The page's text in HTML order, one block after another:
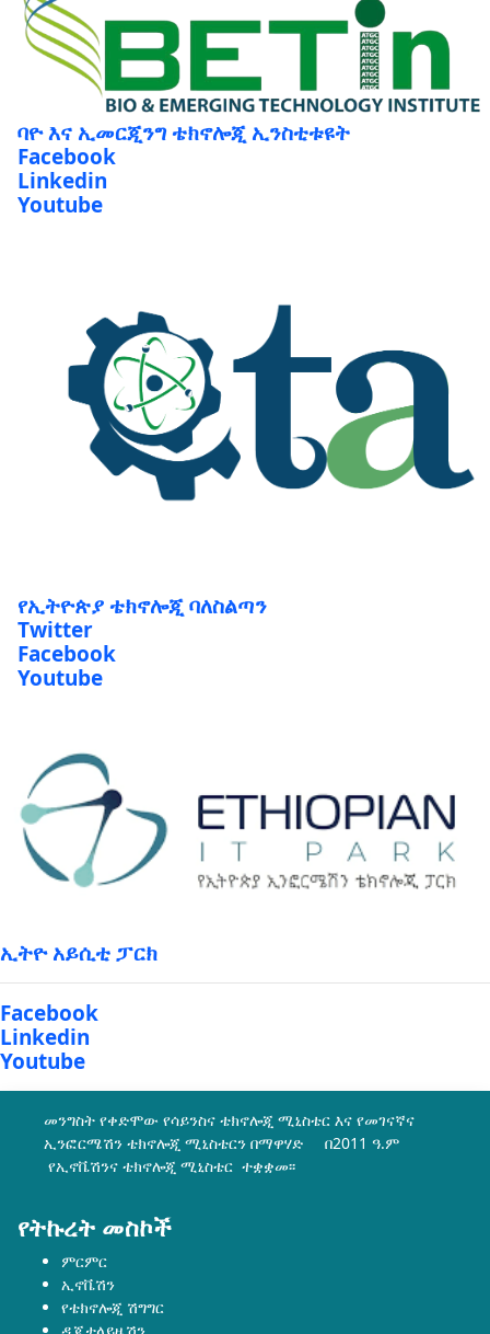
ባዮ እና ኢመርጂንግ ቴክኖሎጂ ኢንስቲቱዩት
Facebook
Linkedin
Youtube
Twitter
Facebook
Youtube
Facebook
Linkedin
Youtube
መንግስት የቀድሞው የሳይንስና ቴክኖሎጂ ሚኒስቴር እና የመገናኛና
ኢንፎርሜሽን ቴክኖሎጂ ሚኒስቴርን በማዋሃድ በ2011 ዓ.ም
የኢኖቬሽንና ቴክኖሎጂ ሚኒስቴር ተቋቋመ፡፡
ምርምር
ኢኖቬሽን
የቴክኖሎጂ ሽግግር
ዲጂታላይዜሽን